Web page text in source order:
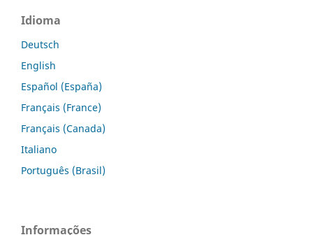
Idioma
Deutsch
English
Español (España)
Français (France)
Français (Canada)
Italiano
Português (Brasil)
Informações